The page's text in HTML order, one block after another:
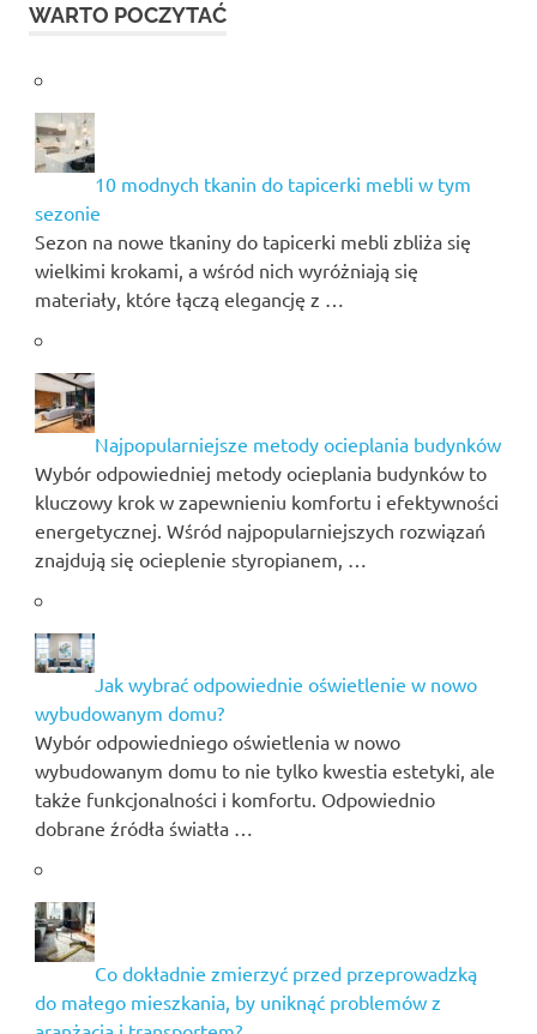
WARTO POCZYTAĆ
10 modnych tkanin do tapicerki mebli w tym
sezonie
Sezon na nowe tkaniny do tapicerki mebli zbliża się
wielkimi krokami, a wśród nich wyróżniają się
materiały, które łączą elegancję z …
Najpopularniejsze metody ocieplania budynków
Wybór odpowiedniej metody ocieplania budynków to
kluczowy krok w zapewnieniu komfortu i efektywności
energetycznej. Wśród najpopularniejszych rozwiązań
znajdują się ocieplenie styropianem, …
Jak wybrać odpowiednie oświetlenie w nowo
wybudowanym domu?
Wybór odpowiedniego oświetlenia w nowo
wybudowanym domu to nie tylko kwestia estetyki, ale
także funkcjonalności i komfortu. Odpowiednio
dobrane źródła światła …
Co dokładnie zmierzyć przed przeprowadzką
do małego mieszkania, by uniknąć problemów z